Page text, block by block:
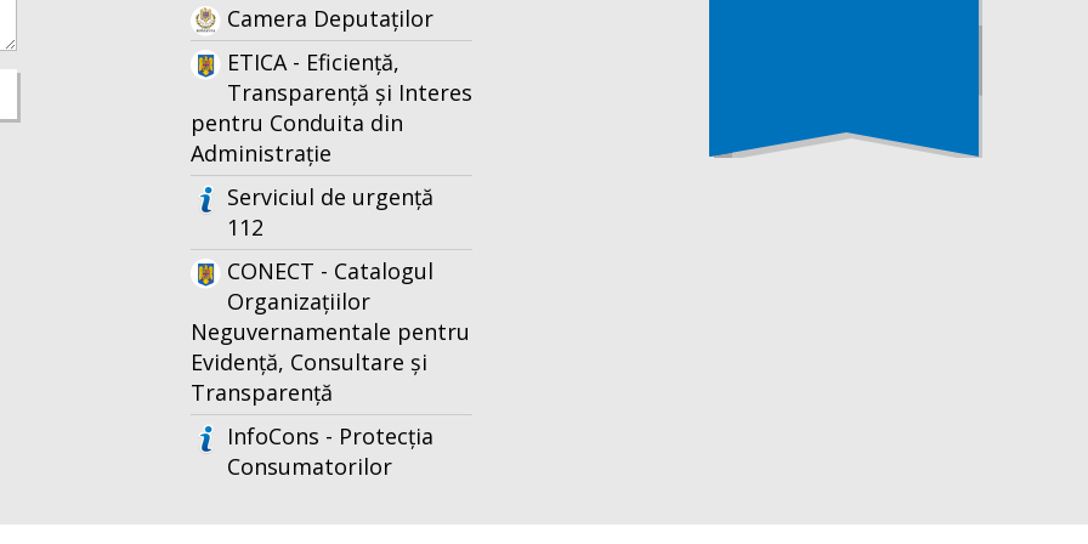
Camera Deputaților
ETICA - Eficiență,
Transparență și Interes
pentru Conduita din
Administrație
Serviciul de urgență
112
CONECT - Catalogul
Organizațiilor
Neguvernamentale pentru
Evidență, Consultare și
Transparență
InfoCons - Protecția
Consumatorilor